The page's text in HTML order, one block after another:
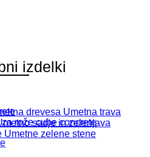
drevesa Umetna trava
sadje in zelenjava
Umetne zelene stene
izdelki